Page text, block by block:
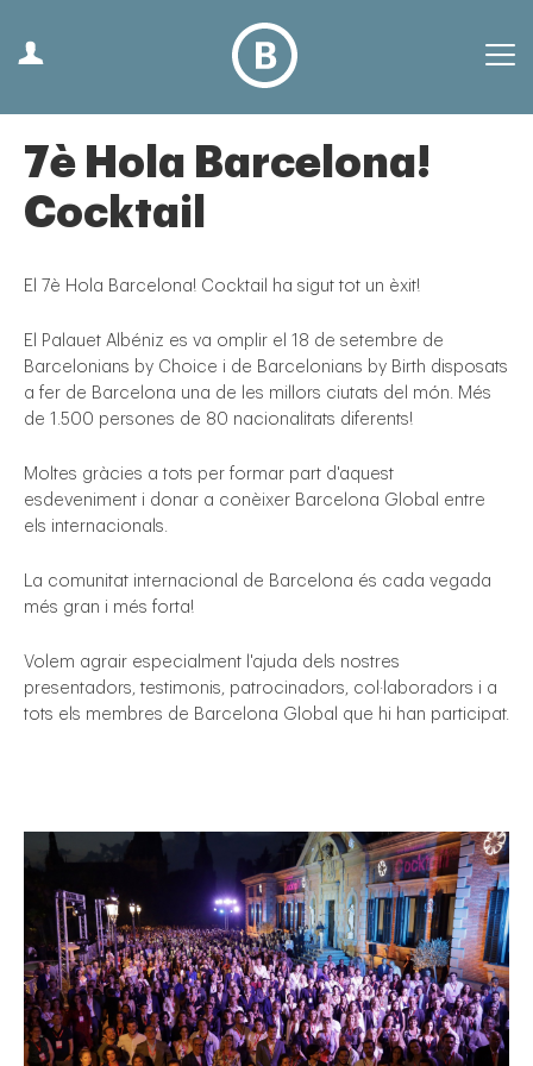
7è Hola Barcelona!
Cocktail
El 7è Hola Barcelona! Cocktail ha sigut tot un èxit!
El Palauet Albéniz es va omplir el 18 de setembre de
Barcelonians by Choice i de Barcelonians by Birth disposats
a fer de Barcelona una de les millors ciutats del món. Més
de 1.500 persones de 80 nacionalitats diferents!
Moltes gràcies a tots per formar part d'aquest
esdeveniment i donar a conèixer Barcelona Global entre
els internacionals.
La comunitat internacional de Barcelona és cada vegada
més gran i més forta!
Volem agrair especialment l'ajuda dels nostres
presentadors, testimonis, patrocinadors, col·laboradors i a
tots els membres de Barcelona Global que hi han participat.